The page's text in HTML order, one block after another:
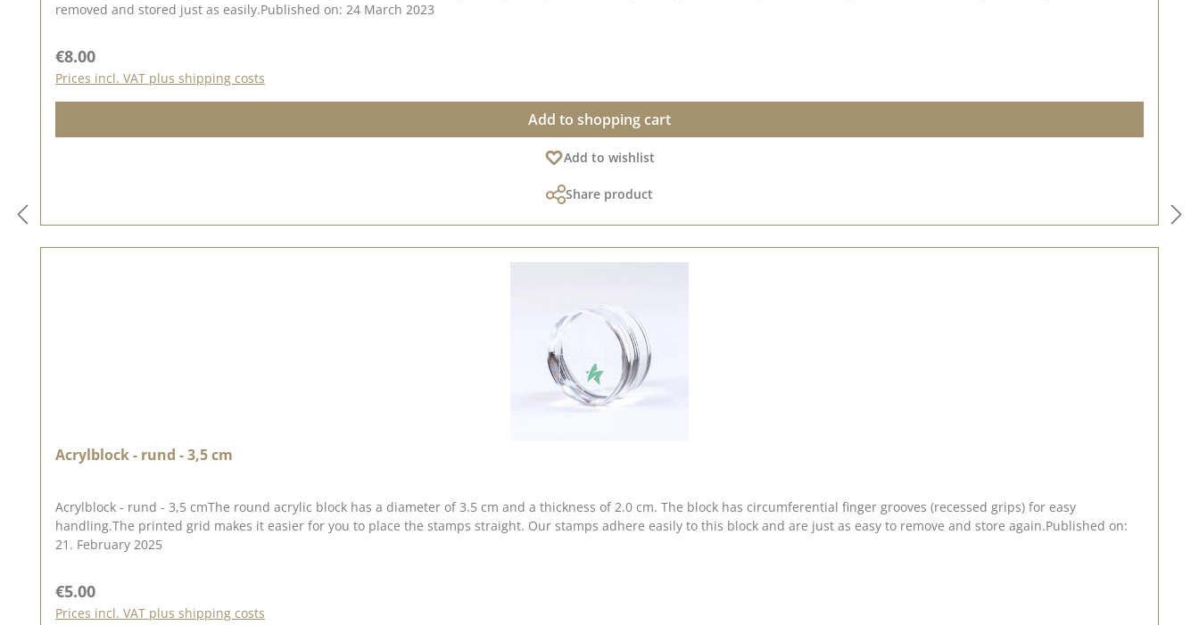
removed and stored just as easily.Published on: 24 March 2023
Regular price:
€8.00
Prices incl. VAT plus shipping costs
Add to shopping cart
Add to wishlist
Share product
Acrylblock - rund - 3,5 cm
Acrylblock - rund - 3,5 cmThe round acrylic block has a diameter of 3.5 cm and a thickness of 2.0 cm. The block has circumferential finger grooves (recessed grips) for easy
handling.The printed grid makes it easier for you to place the stamps straight. Our stamps adhere easily to this block and are just as easy to remove and store again.Published on:
21. February 2025
Regular price:
€5.00
Prices incl. VAT plus shipping costs